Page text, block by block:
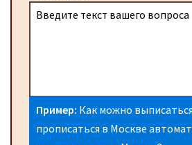
Пример: Как можно
прописаться в Москве